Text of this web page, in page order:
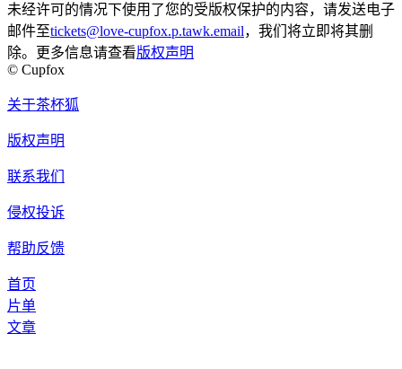
未经许可的情况下使用了您的受版权保护的内容，请发送电子
邮件至tickets@love-cupfox.p.tawk.email，我们将立即将其删
除。更多信息请查看版权声明
© Cupfox
关于茶杯狐
版权声明
联系我们
侵权投诉
帮助反馈
首页
片单
文章